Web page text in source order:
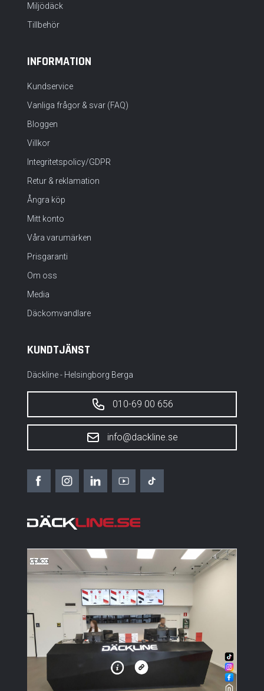
Miljödäck
Tillbehör
INFORMATION
Kundservice
Vanliga frågor & svar (FAQ)
Bloggen
Villkor
Integritetspolicy/GDPR
Retur & reklamation
Ångra köp
Mitt konto
Våra varumärken
Prisgaranti
Om oss
Media
Däckomvandlare
KUNDTJÄNST
Däckline - Helsingborg Berga
010-69 00 656
info@dackline.se